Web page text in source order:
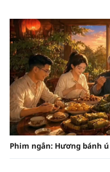
Phim ngắn: Hương bánh